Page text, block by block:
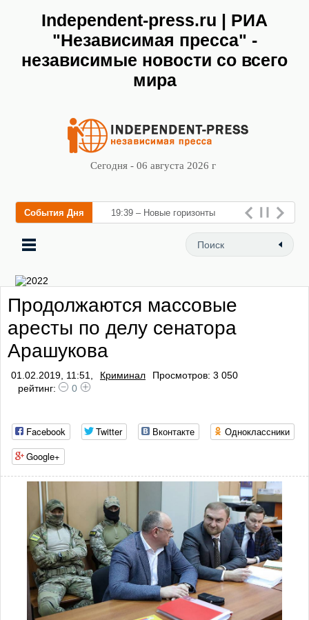
Independent-press.ru | РИА
"Независимая пресса" -
независимые новости со всего
мира
Сегодня - 06 августа 2026 г
События Дня 19:39 – Новые горизонты
флебологии: в Москве
открылся «Городской центр
Продолжаются массовые
аресты по делу сенатора
Арашукова
01.02.2019, 11:51, Криминал
Просмотров: 3 050
рейтинг:
0
Facebook Twitter Вконтакте
Одноклассники
Google+